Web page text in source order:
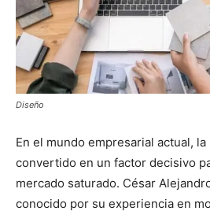
Diseño
En el mundo empresarial actual,
convertido en un factor decisivo
mercado saturado. César
conocido por su experiencia en